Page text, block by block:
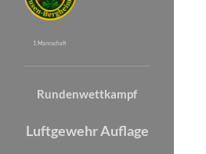
1. Mannschaft
Rundenwettkampf
Luftgewehr Auflage